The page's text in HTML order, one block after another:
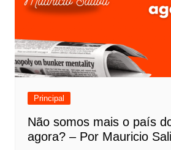
Principal
Não somos mais o país
agora? – Por Mauricio